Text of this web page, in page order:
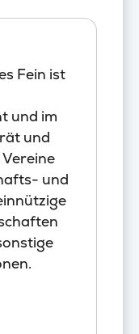
Fein ist
und im
und
und